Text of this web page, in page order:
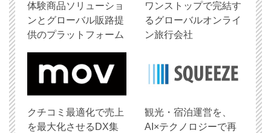
体験商品ソリューショ
ンとグローバル販路提
供のプラットフォーム
ワンストップで完結す
るグローバルオンライ
ン旅行会社
クチコミ最適化で売上
を最大化させるDX集
観光・宿泊運営を、
AI×テクノロジーで再